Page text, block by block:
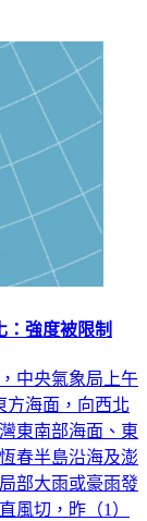
強度被限制
中央氣象局上午
方海面，向西北
東南部海面、東
春半島沿海及澎
部大雨或豪雨發
風切，昨（1）